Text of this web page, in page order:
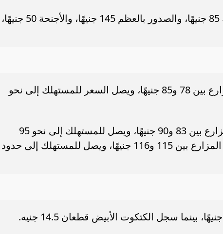
كما بلغ سعر البانيه 210 جنيهات، والأوراك 85 جنيهًا، والصدور بالعظم 145 جنيهًا، والأجنحة 50 جنيهًا،
تراوح سعر كرتونة البيض الأبيض في المزارع بين 78 و85 جنيهًا، ويصل السعر للمستهلك إلى نحو
وتراوح سعر كرتونة البيض الأحمر في المزارع بين 83 و90 جنيهًا، ويصل للمستهلك إلى نحو 95
جنيهًا، بينما يتراوح سعر البيض البلدي في المزارع بين 115 و116 جنيهًا، ويصل للمستهلك إلى حدود